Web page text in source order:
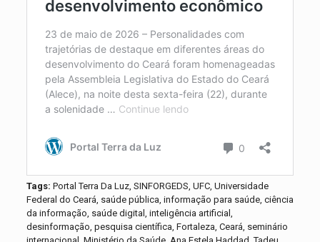
Tags: Portal Terra Da Luz, SINFORGEDS, UFC, Universidade
Federal do Ceará, saúde pública, informação para saúde, ciência
da informação, saúde digital, inteligência artificial,
desinformação, pesquisa científica, Fortaleza, Ceará, seminário